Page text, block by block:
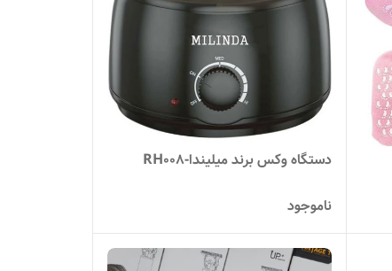
دستگاه وکس برند میلیندا-RH008
ناموجود